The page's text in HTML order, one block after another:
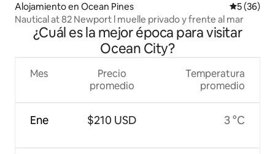
Alojamiento en Ocean Pines
5 (36)
Nautical at 82 Newport l muelle privado y frente al mar
¿Cuál es la mejor época para visitar
Ocean City?
Mes
Ene
Precio
promedio
$210 USD
Temperatura
promedio
3 °C